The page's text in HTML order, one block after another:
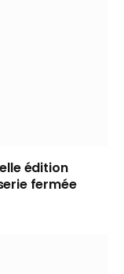
édition
fermée